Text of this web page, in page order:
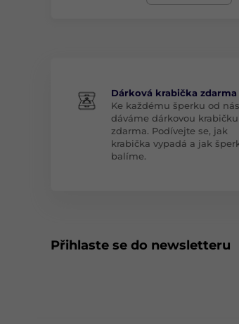
Dárková krabička zdarma
Ke každému šperku od nás
dáváme dárkovou krabičku
zdarma. Podívejte se, jak
krabička vypadá a jak
balíme.
Přihlaste se do newsletteru